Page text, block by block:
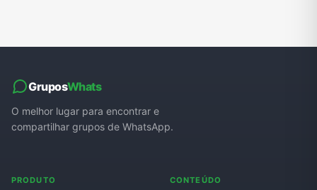
GruposWhats
O melhor lugar para encontrar e
compartilhar grupos de WhatsApp.
PRODUTO CONTEÚDO